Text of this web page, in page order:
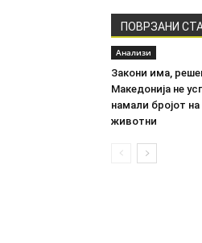
ПОВРЗАНИ
Анализи
Закони има,
Македонија не
намали бројот
животни